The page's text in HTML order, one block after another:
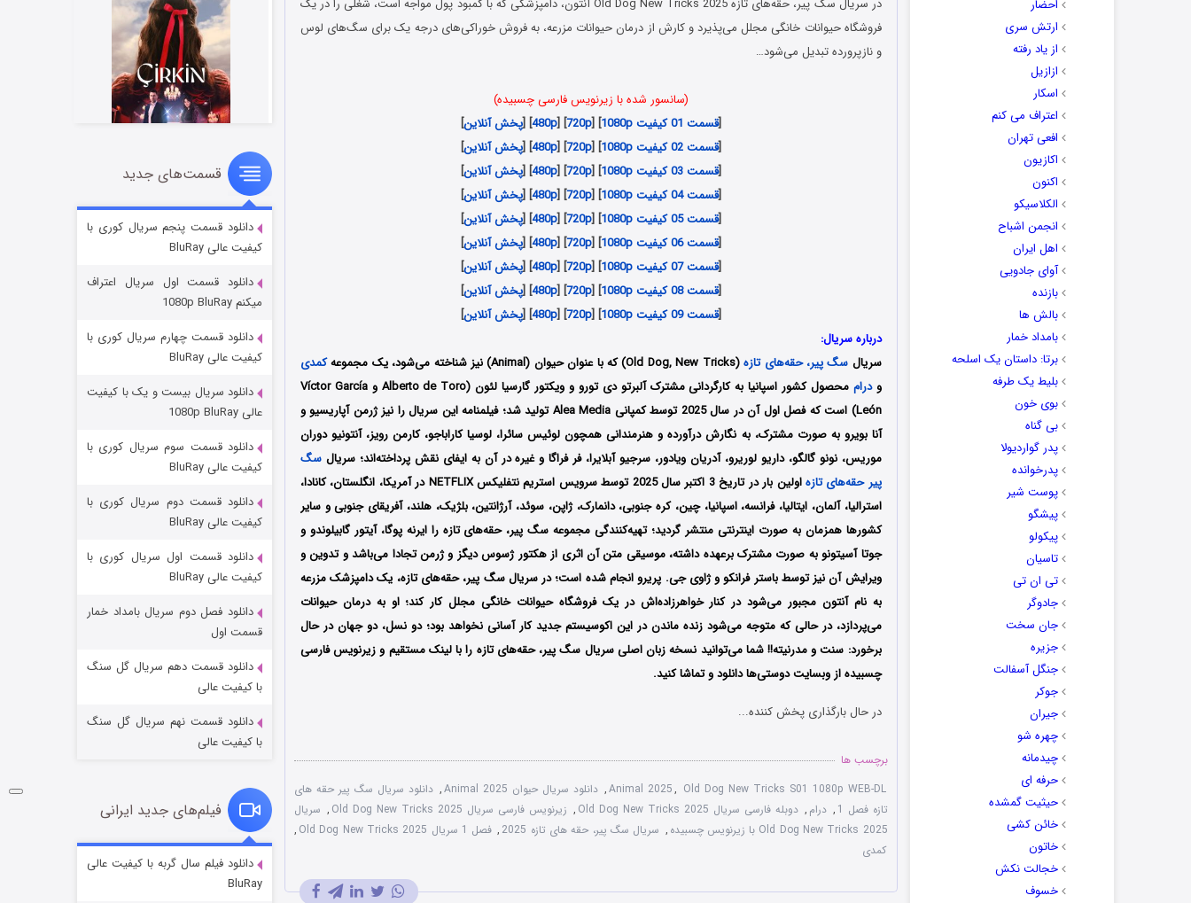
احضار
ارتش سری
از یاد رفته
ازازیل
اسکار
اعتراف می کنم
افعی تهران
اکازیون
اکنون
الکلاسیکو
انجمن اشباح
اهل ایران
آوای جادویی
بازنده
بالش ها
بامداد خمار
برتا: داستان یک اسلحه
بلیط یک‌‌ طرفه
بوی خون
بی گناه
پدر گواردیولا
پدرخوانده
پوست شیر
پیشگو
پیکولو
تاسیان
تی ان تی
جادوگر
جان سخت
جزیره
جنگل آسفالت
جوکر
جیران
چهره شو
چیدمانه
حرفه ای
حیثیت گمشده
خائن کشی
خاتون
خجالت نکش
خسوف
در سریال سگ پیر، حقه‌های تازه Old Dog New Tricks 2025 آنتون، دامپزشکی که با کمبود پول مواجه است، شغلی را در یک
فروشگاه حیوانات خانگی مجلل می‌پذیرد و کارش از درمان حیوانات مزرعه‌، به فروش خوراکی‌های درجه یک برای سگ‌های لوس
و نازپرورده تبدیل می‌شود…
(سانسور شده با زیرنویس فارسی چسبیده)
[قسمت 01 کیفیت 1080p ] [
720p
] [
480p
] [پخش آنلاین]
[قسمت 02 کیفیت 1080p ] [
720p
] [
480p
] [پخش آنلاین]
[قسمت 03 کیفیت 1080p ] [
720p
] [
480p
] [پخش آنلاین]
[قسمت 04 کیفیت 1080p ] [
720p
] [
480p
] [پخش آنلاین]
[قسمت 05 کیفیت 1080p ] [
720p
] [
480p
] [پخش آنلاین]
[قسمت 06 کیفیت 1080p ] [
720p
] [
480p
] [پخش آنلاین]
[قسمت 07 کیفیت 1080p ] [
720p
] [
480p
] [پخش آنلاین]
[قسمت 08 کیفیت 1080p ] [
720p
] [
480p
] [پخش آنلاین]
[قسمت 09 کیفیت 1080p ] [
720p
] [
480p
] [پخش آنلاین]
درباره سریال:
سریال سگ پیر، حقه‌های تازه(Old Dog, New Tricks) که با عنوان حیوان (Animal) نیز شناخته می‌شود، یک مجموعه
کمدی
ودرام
محصول کشور اسپانیا به کارگردانی مشترک آلبرتو دی تورو و ویکتور گارسیا لئون (Alberto de Toro و Víctor García
León) است که فصل اول آن در سال 2025 توسط کمپانی Alea Media تولید شد؛ فیلمنامه این سریال را نیز ژرمن آپاریسیو و
آنا بویروبه صورت مشترک، به نگارش درآورده و هنرمندانی همچون لوئیس سائرا، لوسیا کاراباجو، کارمن رویز، آنتونیو دوران
موریس، نونو گالگو، داریو لوریرو، آدریان ویادور، سرجیو آبلایرا، فر فراگا و غیره در آن به ایفای نقش پرداخته‌اند؛ سریالسگ
پیر حقه‌های تازه
اولین بار در تاریخ 3 اکتبر سال 2025 توسط سرویس استریم نتفلیکس NETFLIX در آمریکا، انگلستان، کانادا،
استرالیا، آلمان، ایتالیا، فرانسه، اسپانیا، چین، کره جنوبی، دانمارک، ژاپن، سوئد، آرژانتین، بلژیک، هلند، آفریقای جنوبی و سایر
کشورها همزمان به صورت اینترنتی منتشر گردید؛ تهیه‌کنندگی مجموعه سگ پیر، حقه‌های تازه را ایرنه پوگا، آیتور گابیلوندو و
جوتا آسیتونو به صورت مشترک برعهده داشته، موسیقی متن آن اثری از هکتور ژسوس دیگز و ژرمن تجادا می‌باشد و تدوین و
ویرایش آن نیز توسطباستر فرانکو و ژاوی جی. پریرو انجام شده است؛در سریال سگ پیر، حقه‌های تازه، یک دامپزشک مزرعه
به نام آنتون مجبور می‌شود در کنار خواهرزاده‌اش در یک فروشگاه حیوانات خانگی مجلل کار کند؛ او به درمان حیوانات
می‌پردازد، در حالی که متوجه می‌شود زنده ماندن در این اکوسیستم جدید کار آسانی نخواهد بود؛ دو نسل، دو جهان در حال
برخورد: سنت و مدرنیته!!شما می‌توانید نسخه زبان اصلی سریال سگ پیر، حقه‌های تازه را با لینک مستقیم و زیرنویس فارسی
چسبیده از وبسایت دوستی‌ها دانلود و تماشا کنید.
در حال بارگذاری پخش کننده...
برچسب ها
Animal 2025, Old Dog New Tricks S01 1080p WEB-DL
, دانلود سریال حیوان Animal 2025 , دانلود سریال سگ پیر حقه‌ های
تازه فصل 1
, درام , دوبله فارسی سریال Old Dog New Tricks 2025 , زیرنویس فارسی سریال Old Dog New Tricks 2025 , سریال
Old Dog New Tricks 2025 با زیرنویس چسبیده
, سریال سگ پیر، حقه ‌های تازه 2025 , فصل 1 سریال Old Dog New Tricks 2025
,
کمدی
سریال زشت
قسمت۲ (زیرنویس) منتشر شد
مردگان متحرک: شهر مرده ۳
شکست استوارت در نجات جهان
قسمت ۷ (زیرنویس) منتشر شد
شوگر فصل ۲
قسمت
قسمت‌های جدید
دانلود قسمت پنجم سریال کوری با
کیفیت عالی BluRay
دانلود قسمت اول سریال اعتراف
میکنم 1080p BluRay
دانلود قسمت چهارم سریال کوری با
کیفیت عالی BluRay
دانلود سریال بیست و یک با کیفیت
عالی 1080p BluRay
دانلود قسمت سوم سریال کوری با
کیفیت عالی BluRay
دانلود قسمت دوم سریال کوری با
کیفیت عالی BluRay
دانلود قسمت اول سریال کوری با
کیفیت عالی BluRay
دانلود فصل دوم سریال بامداد خمار
قسمت اول
دانلود قسمت دهم سریال گل سنگ
با کیفیت عالی
دانلود قسمت نهم سریال گل سنگ
با کیفیت عالی
فیلم‌های جدید ایرانی
دانلود فیلم سال گربه با کیفیت عالی
BluRay